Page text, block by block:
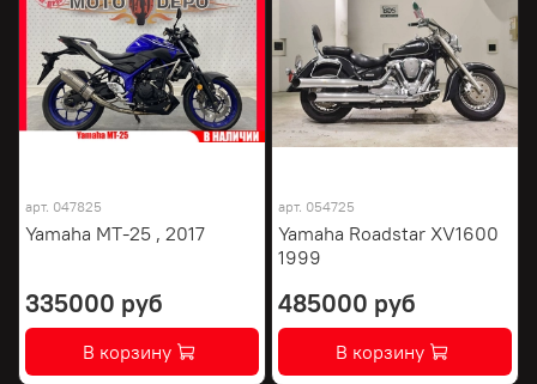
арт. 047825
Yamaha MT-25 , 2017
335000 руб
В корзину
арт. 054725
Yamaha Roadstar XV1600
1999
485000 руб
В корзину